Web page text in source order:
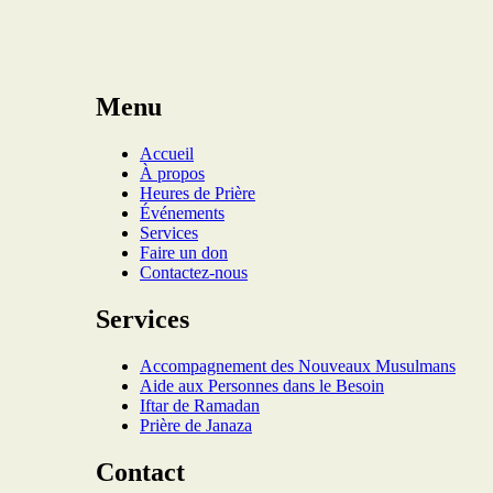
Menu
Accueil
À propos
Heures de Prière
Événements
Services
Faire un don
Contactez-nous
Services
Accompagnement des Nouveaux Musulmans
Aide aux Personnes dans le Besoin
Iftar de Ramadan
Prière de Janaza
Contact